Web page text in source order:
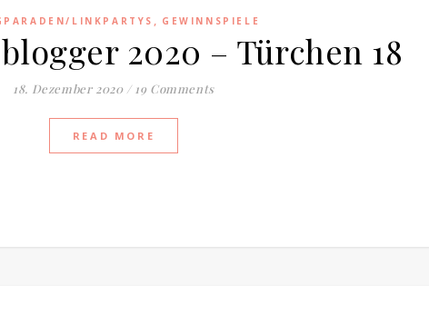
LINKPARTYS , GEWINNSPIELE
2020 – Türchen 18
18. Dezember 2020 / 19 Comments
READ MORE